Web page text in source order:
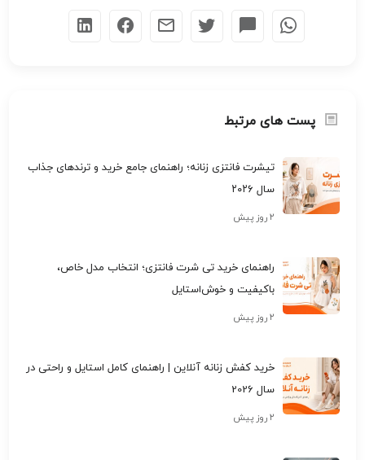
پست های مرتبط
تیشرت فانتزی زنانه؛ راهنمای جامع خرید و ترندهای جذاب
سال ۲۰۲۶
۲ روز پیش
راهنمای خرید تی شرت فانتزی؛ انتخاب مدل خاص،
باکیفیت و خوش‌استایل
۲ روز پیش
خرید کفش زنانه آنلاین | راهنمای کامل استایل و راحتی در
سال 2026
۲ روز پیش